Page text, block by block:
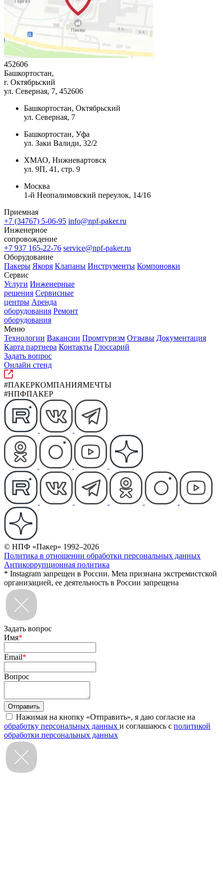
452606
Башкортостан,
г. Октябрьский
ул. Северная, 7, 452606
Башкортостан, Октябрьский
ул. Северная, 7
Башкортостан, Уфа
ул. Заки Валиди, 32/2
ХМАО, Нижневартовск
ул. 9П, 41, стр. 9
Москва
1-й Неопалимовский переулок, 14/16
Приемная
+7 (34767) 5-06-95 info@npf-paker.ru
Инженерное
сопровождение
+7 937 165-22-76 service@npf-paker.ru
Оборудование
Пакеры Якоря Клапаны Инструменты Компоновки
Сервис
Услуги Инженерные
решения Сервисные
центры Аренда
оборудования Ремонт
оборудования
Меню
Технологии Вакансии Промтуризм Отзывы Документация
Карта партнера Контакты Глоссарий
Задать вопрос
Онлайн стенд
#ПАКЕРКОМПАНИЯМЕЧТЫ
#НПФПАКЕР
© НПФ «Пакер» 1992–2026
Политика в отношении обработки персональных данных
Антикоррупционная политика
* Instagram запрещен в России. Meta признана экстремистской
организацией, ее деятельность в России запрещена
Задать вопрос
Имя*
Email*
Вопрос
Нажимая на кнопку «Отправить», я даю согласие на
обработку персональных данных и соглашаюсь с политикой
обработки персональных данных